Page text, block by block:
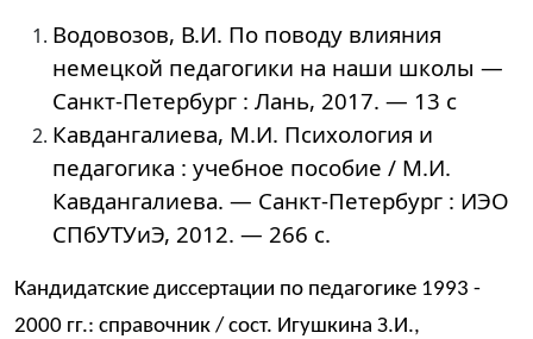
Водовозов, В.И. По поводу влияния
немецкой педагогики на наши школы —
Санкт-Петербург : Лань, 2017. — 13 с
Кавдангалиева, М.И. Психология и
педагогика : учебное пособие / М.И.
Кавдангалиева. — Санкт-Петербург : ИЭО
СПбУТУиЭ, 2012. — 266 с.
Кандидатские диссертации по педагогике 1993 -
2000 гг.: справочник / сост. Игушкина З.И.,